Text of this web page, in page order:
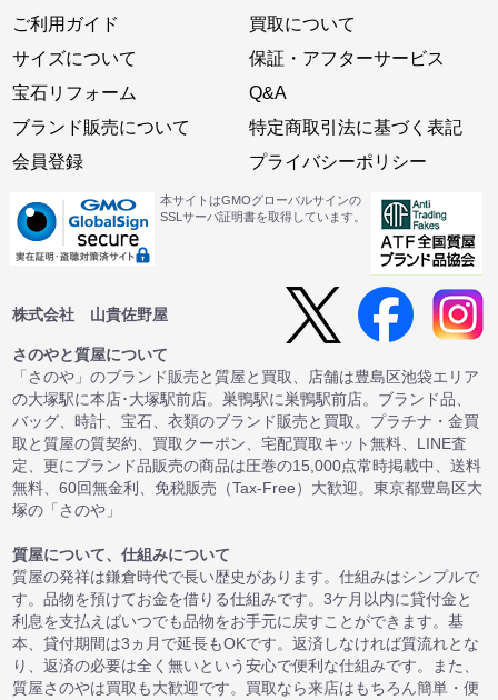
ご利用ガイド
サイズについて
宝石リフォーム
ブランド販売について
会員登録
買取について
保証・アフターサービス
Q&A
特定商取引法に基づく表記
プライバシーポリシー
本サイトはGMOグローバルサインの
SSLサーバ証明書を取得しています。
株式会社 山貴佐野屋
さのやと質屋について
「さのや」のブランド販売と質屋と買取、店舗は豊島区池袋エリア
の大塚駅に本店･大塚駅前店。巣鴨駅に巣鴨駅前店。ブランド品、
バッグ、時計、宝石、衣類のブランド販売と買取。プラチナ・金買
取と質屋の質契約、買取クーポン、宅配買取キット無料、LINE査
定、更にブランド品販売の商品は圧巻の15,000点常時掲載中、送料
無料、60回無金利、免税販売（Tax-Free）大歓迎。東京都豊島区大
塚の「さのや」
質屋について、仕組みについて
質屋の発祥は鎌倉時代で長い歴史があります。仕組みはシンプルで
す。品物を預けてお金を借りる仕組みです。3ケ月以内に貸付金と
利息を支払えばいつでも品物をお手元に戻すことができます。基
本、貸付期間は3ヵ月で延長もOKです。返済しなければ質流れとな
り、返済の必要は全く無いという安心で便利な仕組みです。また、
質屋さのやは買取も大歓迎です。買取なら来店はもちろん簡単・便